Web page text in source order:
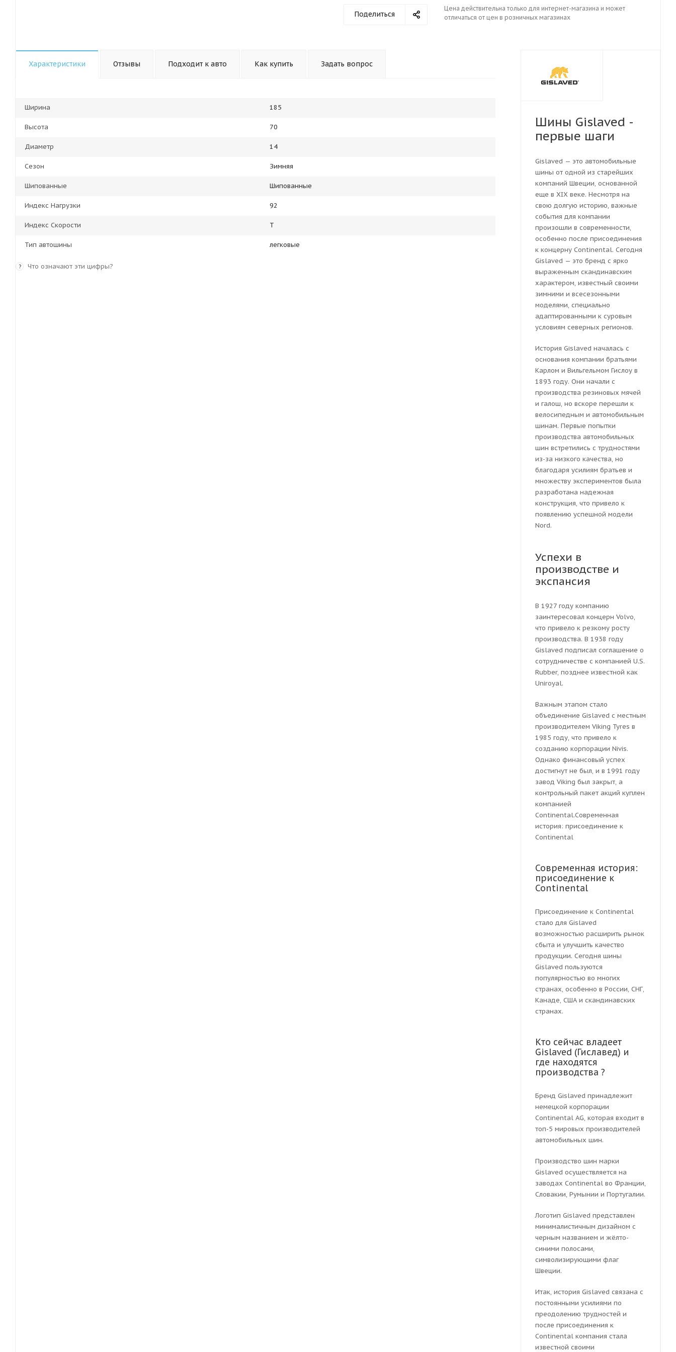
Поделиться
Цена действительна только для интернет-магазина и может
отличаться от цен в розничных магазинах
Характеристики Отзывы Подходит к авто Как купить Задать вопрос
Ширина 185
Высота 70
Диаметр 14
Сезон Зимняя
Шипованные Шипованные
Индекс Нагрузки 92
Индекс Скорости T
Тип автошины легковые
? Что означают эти цифры?
Шины Gislaved -
первые шаги
Gislaved — это автомобильные
шины от одной из старейших
компаний Швеции, основанной
еще в XIX веке. Несмотря на
свою долгую историю, важные
события для компании
произошли в современности,
особенно после присоединения
к концерну Continental. Сегодня
Gislaved — это бренд с ярко
выраженным скандинавским
характером, известный своими
зимними и всесезонными
моделями, специально
адаптированными к суровым
условиям северных регионов.
История Gislaved началась с
основания компании братьями
Карлом и Вильгельмом Гислоу в
1893 году. Они начали с
производства резиновых мячей
и галош, но вскоре перешли к
велосипедным и автомобильным
шинам. Первые попытки
производства автомобильных
шин встретились с трудностями
из-за низкого качества, но
благодаря усилиям братьев и
множеству экспериментов была
разработана надежная
конструкция, что привело к
появлению успешной модели
Nord.
Успехи в
производстве и
экспансия
В 1927 году компанию
заинтересовал концерн Volvo,
что привело к резкому росту
производства. В 1938 году
Gislaved подписал соглашение о
сотрудничестве с компанией U.S.
Rubber, позднее известной как
Uniroyal.
Важным этапом стало
объединение Gislaved с местным
производителем Viking Tyres в
1985 году, что привело к
созданию корпорации Nivis.
Однако финансовый успех
достигнут не был, и в 1991 году
завод Viking был закрыт, а
контрольный пакет акций куплен
компанией
Continental.Современная
история: присоединение к
Continental
Современная история:
присоединение к
Continental
Присоединение к Continental
стало для Gislaved
возможностью расширить рынок
сбыта и улучшить качество
продукции. Сегодня шины
Gislaved пользуются
популярностью во многих
странах, особенно в России, СНГ,
Канаде, США и скандинавских
странах.
Кто сейчас владеет
Gislaved (Гиславед) и
где находятся
производства ?
Бренд Gislaved принадлежит
немецкой корпорации
Continental AG, которая входит в
топ-5 мировых производителей
автомобильных шин.
Производство шин марки
Gislaved осуществляется на
заводах Continental во Франции,
Словакии, Румынии и Португалии.
Логотип Gislaved представлен
минималистичным дизайном с
черным названием и жёлто-
синими полосами,
символизирующими флаг
Швеции.
Итак, история Gislaved связана с
постоянными усилиями по
преодолению трудностей и
после присоединения к
Continental компания стала
известной своими